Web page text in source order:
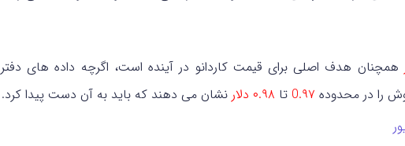
همچنان هدف اصلی برای قیمت کاردانو در آینده است، اگرچه داده های دفتر
را در محدوده
تا ۰.۹۸ دلار نشان می دهند که باید به آن دست پیدا کرد.